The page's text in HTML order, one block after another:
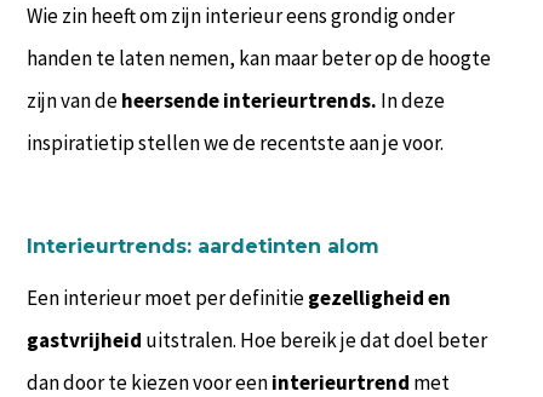
Wie zin heeft om zijn interieur eens grondig onder
handen te laten nemen, kan maar beter op de hoogte
zijn van deheersende interieurtrends. In deze
inspiratietip stellen we de recentste aan je voor.
Interieurtrends: aardetinten alom
Een interieur moet per definitiegezelligheid en
gastvrijheid uitstralen. Hoe bereik je dat doel beter
dan door te kiezen voor eeninterieurtrend met